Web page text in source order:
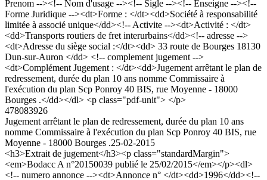
Prenom --><!-- Nom d'usage --><!-- Sigle --><!-- Enseigne --><!--
Forme Juridique --><dt>Forme : </dt><dd>Société à responsabilité
limitée à associé unique</dd><!-- Activite --><dt>Activité : </dt>
<dd>Transports routiers de fret interurbains</dd><!-- adresse -->
<dt>Adresse du siège social :</dt><dd> 33 route de Bourges 18130
Dun-sur-Auron </dd> <!-- complement jugement -->
<dt>Complément Jugement : </dt><dd>Jugement arrêtant le plan de
redressement, durée du plan 10 ans nomme Commissaire à
l'exécution du plan Scp Ponroy 40 BIS, rue Moyenne - 18000
Bourges .</dd></dl> <p class="pdf-unit"> </p>
478083926
Jugement arrêtant le plan de redressement, durée du plan 10 ans
nomme Commissaire à l'exécution du plan Scp Ponroy 40 BIS, rue
Moyenne - 18000 Bourges .25-02-2015
<h3>Extrait de jugement</h3><p class="standardMargin">
<em>Bodacc A n°20150039 publié le 25/02/2015</em></p><dl>
<!-- numero annonce --><dt>Annonce n° </dt><dd>1996</dd><!--